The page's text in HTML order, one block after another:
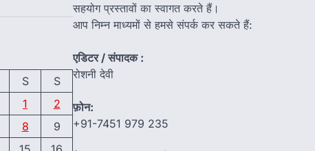
S
S
1
2
8
9
सहयोग प्रस्तावों का स्वागत करते हैं।
आप निम्न माध्यमों से हमसे संपर्क कर सकते हैं:
एडिटर / संपादक :
रोशनी देवी
फ़ोन:
+91-7451 979 235